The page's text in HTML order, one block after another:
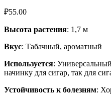
₽55.00
Высота растения: 1,7 м
Вкус: Табачный, ароматный
Используется:
начинку для сигар, так для
Устойчивость к болезням: